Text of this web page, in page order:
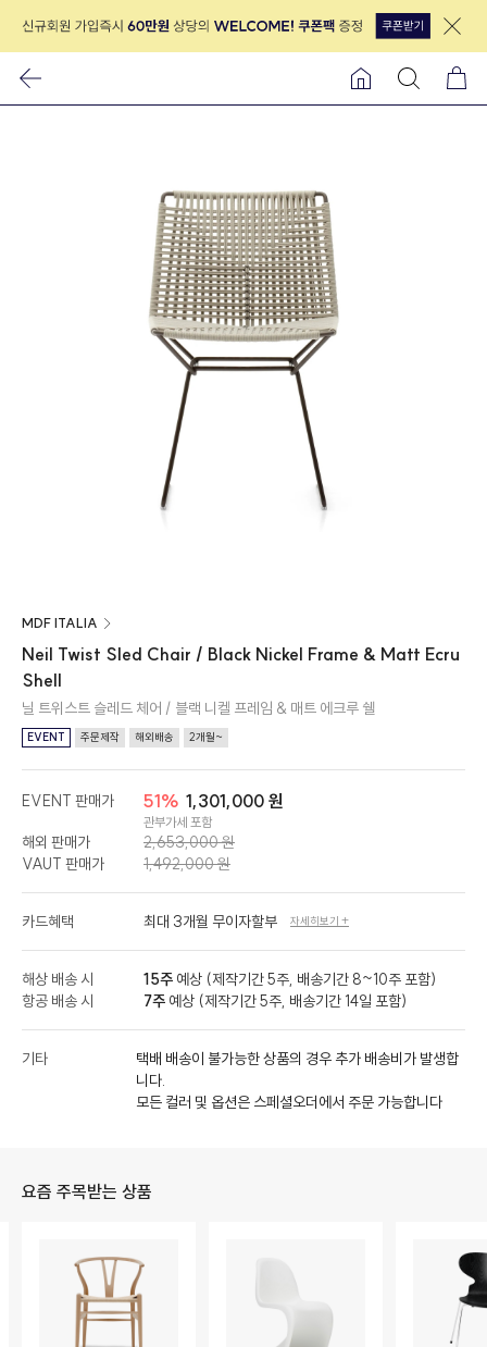
MDF ITALIA
Neil Twist Sled Chair / Black Nickel Frame & Matt Ecru
Shell
닐 트위스트 슬레드 체어 / 블랙 니켈 프레임 & 매트 에크루 쉘
EVENT 주문제작 해외배송 2개월~
해외 판매가
2,653,000 원
VAUT 판매가
1,492,000 원
EVENT 판매가 51% 1,301,000 원
관부가세 포함
카드혜택 최대 3개월 무이자할부 자세히보기 +
해상 배송 시 15주 예상 (제작기간 5주, 배송기간 8~10주 포함)
항공 배송 시
7주 예상 (제작기간 5주, 배송기간 14일 포함)
기타
택배 배송이 불가능한 상품의 경우 추가 배송비가 발생합
니다.
모든 컬러 및 옵션은 스페셜오더에서 주문 가능합니다
요즘 주목받는 상품